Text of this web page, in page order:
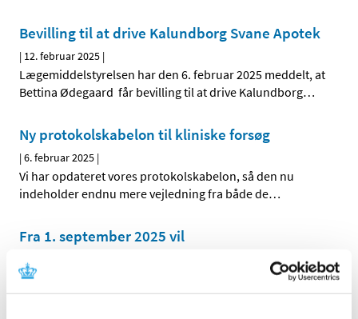
Bevilling til at drive Kalundborg Svane Apotek
| 12. februar 2025 |
Lægemiddelstyrelsen har den 6. februar 2025 meddelt, at
Bettina Ødegaard får bevilling til at drive Kalundborg…
Ny protokolskabelon til kliniske forsøg
|6. februar 2025 |
Vi har opdateret vores protokolskabelon, så den nu
indeholder endnu mere vejledning fra både de…
Fra 1. september 2025 vil
bioækvivalensdata i CDISC-format
|6. februar 2025|